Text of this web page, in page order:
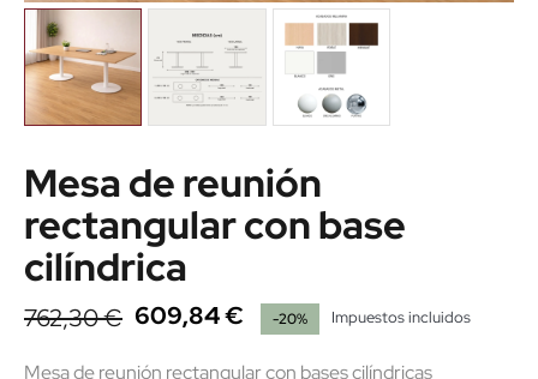
Mesa de reunión
rectangular con base
cilíndrica
762,30 € 609,84 € -20% Impuestos incluidos
Mesa de reunión rectangular con bases cilíndricas